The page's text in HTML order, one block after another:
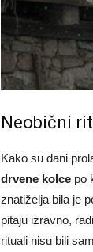
Neobični
Kako su dani
drvene kolce po
znatiželja bila je
pitaju izravno,
rituali nisu bili